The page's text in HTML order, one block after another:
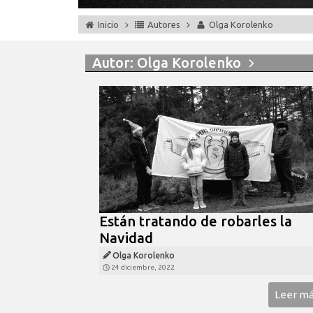
Inicio Autores Olga Korolenko
Autor: Olga Korolenko
Están tratando de robarles la
Navidad
Olga Korolenko
24 diciembre, 2022
Leer